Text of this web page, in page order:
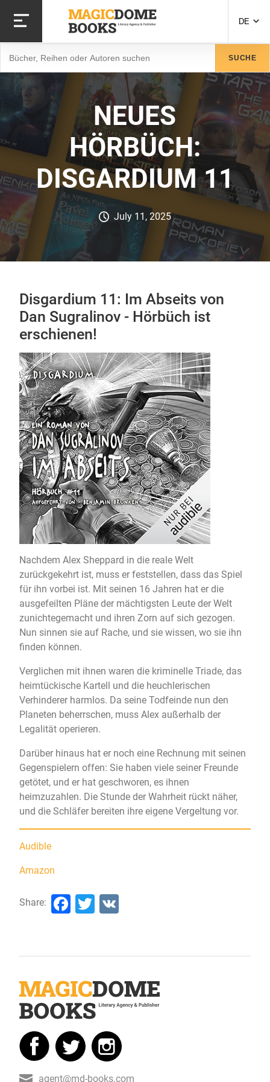
zum
Inhalt
DE
SUCHE
NEUES
HÖRBÜCH:
DISGARDIUM 11
July 11, 2025
Disgardium 11: Im Abseits von
Dan Sugralinov - Hörbüch ist
erschienen!
Nachdem Alex Sheppard in die reale Welt
zurückgekehrt ist, muss er feststellen, dass das Spiel
für ihn vorbei ist. Mit seinen 16 Jahren hat er die
ausgefeilten Pläne der mächtigsten Leute der Welt
zunichtegemacht und ihren Zorn auf sich gezogen.
Nun sinnen sie auf Rache, und sie wissen, wo sie ihn
finden können.
Verglichen mit ihnen waren die kriminelle Triade, das
heimtückische Kartell und die heuchlerischen
Verhinderer harmlos. Da seine Todfeinde nun den
Planeten beherrschen, muss Alex außerhalb der
Legalität operieren.
Darüber hinaus hat er noch eine Rechnung mit seinen
Gegenspielern offen: Sie haben viele seiner Freunde
getötet, und er hat geschworen, es ihnen
heimzuzahlen. Die Stunde der Wahrheit rückt näher,
und die Schläfer bereiten ihre eigene Vergeltung vor.
Audible
Amazon
Share: Facebook
Twitter
agent@md-books.com